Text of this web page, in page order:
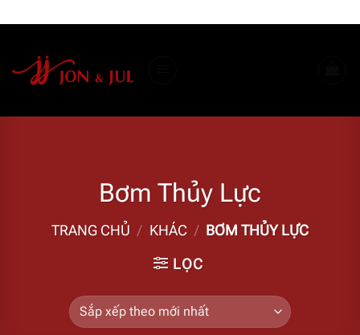
dung
Bơm Thủy Lực
TRANG CHỦ / KHÁC / BƠM THỦY LỰC
LỌC